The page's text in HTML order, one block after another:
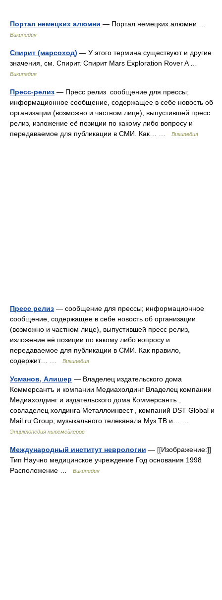
Портал немецких алюмни — Портал немецких алюмни …
Википедия
Спирит (марсоход) — У этого термина существуют и другие
значения, см. Спирит. Спирит Mars Exploration Rover A …
Википедия
Пресс-релиз — Пресс релиз сообщение для прессы;
информационное сообщение, содержащее в себе новость об
организации (возможно и частном лице), выпустившей пресс
релиз, изложение её позиции по какому либо вопросу и
передаваемое для публикации в СМИ. Как… …
Википедия
Пресс релиз — сообщение для прессы; информационное
сообщение, содержащее в себе новость об организации
(возможно и частном лице), выпустившей пресс релиз,
изложение её позиции по какому либо вопросу и
передаваемое для публикации в СМИ. Как правило,
содержит… …
Википедия
Усманов, Алишер — Владелец издательского дома
Коммерсантъ и компании Медиахолдинг Владелец компании
Медиахолдинг и издательского дома Коммерсантъ ,
совладелец холдинга Металлоинвест , компаний DST Global и
Mail.ru Group, музыкального телеканала Муз ТВ и… …
Энциклопедия ньюсмейкеров
Международный институт неврологии — [[Изображение:]]
Тип Научно медицинское учреждение Год основания 1998
Расположение …
Википедия